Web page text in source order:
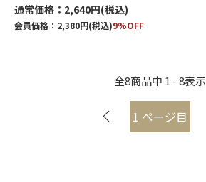
通常価格：2,640円(税込)
会員価格：2,380円(税込)9%OFF
全8商品中 1 - 8表示
1 ページ目